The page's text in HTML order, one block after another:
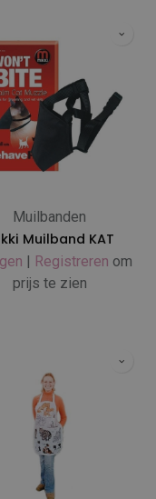
Muilbanden
Muilband KAT
| Registreren om
prijs te zien